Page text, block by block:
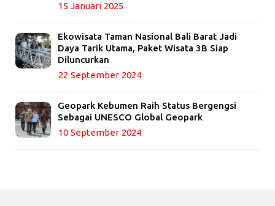
15 Januari 2025
Ekowisata Taman Nasional Bali Barat Jadi
Daya Tarik Utama, Paket Wisata 3B Siap
Diluncurkan
22 September 2024
Geopark Kebumen Raih Status Bergengsi
Sebagai UNESCO Global Geopark
10 September 2024